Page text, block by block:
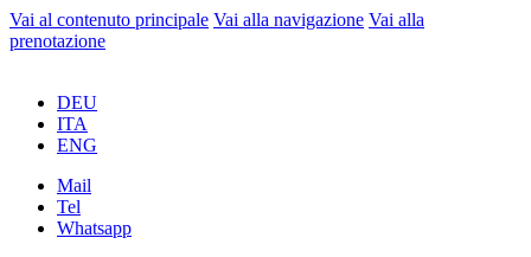
Vai al contenuto principale Vai alla navigazione Vai alla
prenotazione
DEU
ITA
ENG
Mail
Tel
Whatsapp